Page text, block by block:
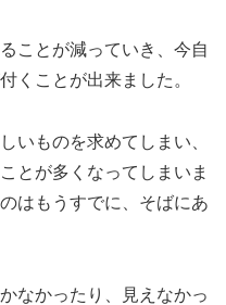
ことが減っていき、今自
くことが出来ました。
いものを求めてしまい、
とが多くなってしまいま
はもうすでに、そばにあ
なかったり、見えなかっ